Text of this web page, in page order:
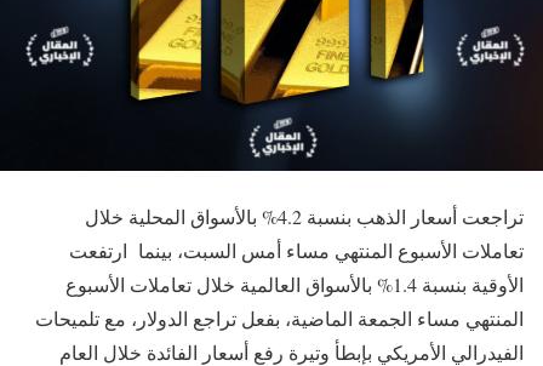
تراجعت أسعار الذهب بنسبة 4.2% بالأسواق المحلية خلال
تعاملات الأسبوع المنتهي مساء أمس السبت، بينما ارتفعت
الأوقية بنسبة 1.4% بالأسواق العالمية خلال تعاملات الأسبوع
المنتهي مساء الجمعة الماضية، بفعل تراجع الدولار، مع تلميحات
الفيدرالي الأمريكي بإبطأ وتيرة رفع أسعار الفائدة خلال العام